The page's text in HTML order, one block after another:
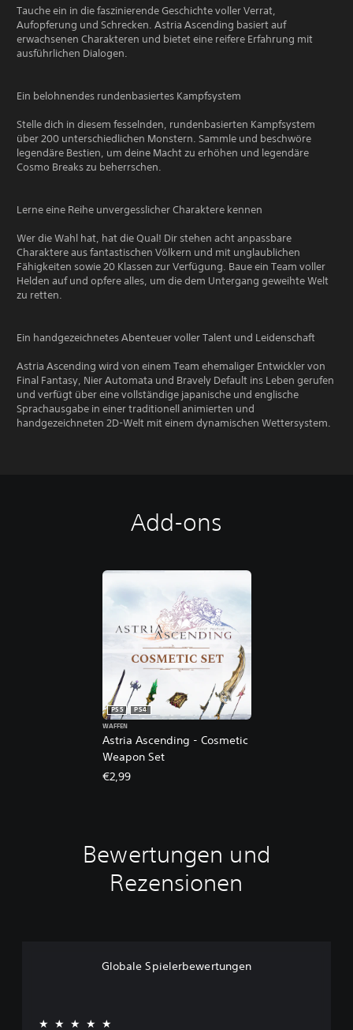
Tauche ein in die faszinierende Geschichte voller Verrat,
Aufopferung und Schrecken. Astria Ascending basiert auf
erwachsenen Charakteren und bietet eine reifere Erfahrung mit
ausführlichen Dialogen.
Ein belohnendes rundenbasiertes Kampfsystem
Stelle dich in diesem fesselnden, rundenbasierten Kampfsystem
über 200 unterschiedlichen Monstern. Sammle und beschwöre
legendäre Bestien, um deine Macht zu erhöhen und legendäre
Cosmo Breaks zu beherrschen.
Lerne eine Reihe unvergesslicher Charaktere kennen
Wer die Wahl hat, hat die Qual! Dir stehen acht anpassbare
Charaktere aus fantastischen Völkern und mit unglaublichen
Fähigkeiten sowie 20 Klassen zur Verfügung. Baue ein Team voller
Helden auf und opfere alles, um die dem Untergang geweihte Welt
zu retten.
Ein handgezeichnetes Abenteuer voller Talent und Leidenschaft
Astria Ascending wird von einem Team ehemaliger Entwickler von
Final Fantasy, Nier Automata und Bravely Default ins Leben gerufen
und verfügt über eine vollständige japanische und englische
Sprachausgabe in einer traditionell animierten und
handgezeichneten 2D-Welt mit einem dynamischen Wettersystem.
Add-ons
Astria Ascending - Cosmetic
Weapon Set
PS5
PS4
WAFFEN
€2,99
Bewertungen und
Rezensionen
Globale Spielerbewertungen
★★★★★